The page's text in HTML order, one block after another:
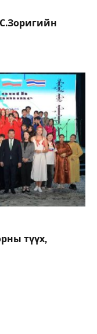
түүх,